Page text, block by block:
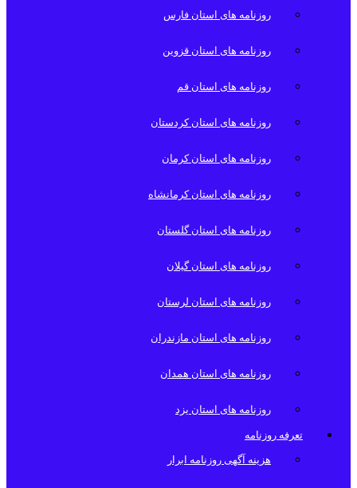
روزنامه های استان فارس
روزنامه های استان قزوین
روزنامه های استان قم
روزنامه های استان کردستان
روزنامه های استان کرمان
روزنامه های استان کرمانشاه
روزنامه های استان گلستان
روزنامه های استان گیلان
روزنامه های استان لرستان
روزنامه های استان مازندران
روزنامه های استان همدان
روزنامه های استان یزد
تعرفه روزنامه
هزینه آگهی روزنامه ابرار